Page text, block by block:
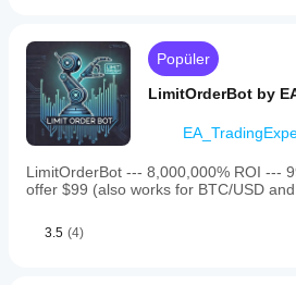
Popüler
LimitOrderBot by
LimitOrderBot --- 8,000,000% ROI ---
offer $99 (also works for BTC/USD
3.5 (4)